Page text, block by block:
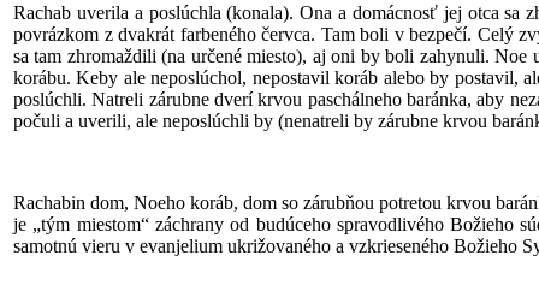
Rachab uverila a poslúchla (konala). Ona a domácnosť jej otca
povrázkom z dvakrát farbeného červca. Tam boli v bezpečí. Celý
sa tam zhromaždili (na určené miesto), aj oni by boli zahynuli.
korábu. Keby ale neposlúchol, nepostavil koráb alebo by postavil,
poslúchli. Natreli zárubne dverí krvou paschálneho baránka, aby
počuli a uverili, ale neposlúchli by (nenatreli by zárubne krvou
Rachabin dom, Noeho koráb, dom so zárubňou potretou krvou
je „tým miestom“ záchrany od budúceho spravodlivého
samotnú vieru v evanjelium ukrižovaného a vzkrieseného Božieho